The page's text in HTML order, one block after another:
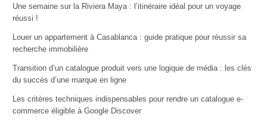
Une semaine sur la Riviera Maya : l’itinéraire idéal pour un voyage
réussi !
Louer un appartement à Casablanca : guide pratique pour réussir sa
recherche immobilière
Transition d’un catalogue produit vers une logique de média : les clés
du succès d’une marque en ligne
Les critères techniques indispensables pour rendre un catalogue e-
commerce éligible à Google Discover